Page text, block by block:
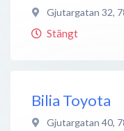
Gjutargatan 32,
Stängt
Bilia Toyota
Gjutargatan 40,